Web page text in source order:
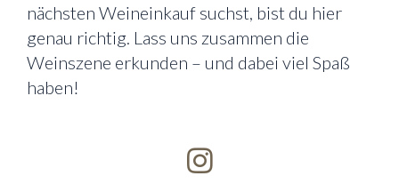
nächsten Weineinkauf suchst, bist du hier
genau richtig. Lass uns zusammen die
Weinszene erkunden – und dabei viel Spaß
haben!